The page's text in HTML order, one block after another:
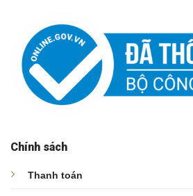
Chính sách
Thanh toán